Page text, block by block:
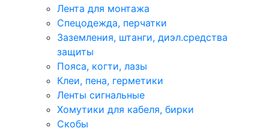
Лента для монтажа
Спецодежда, перчатки
Заземления, штанги, диэл.средства
защиты
Пояса, когти, лазы
Клеи, пена, герметики
Ленты сигнальные
Хомутики для кабеля, бирки
Скобы